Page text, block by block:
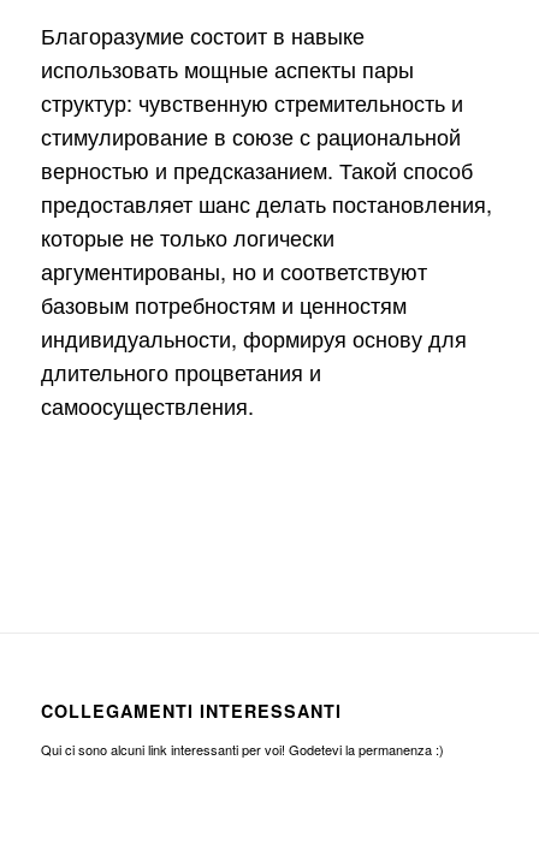
Благоразумие состоит в навыке
использовать мощные аспекты пары
структур: чувственную стремительность и
стимулирование в союзе с рациональной
верностью и предсказанием. Такой способ
предоставляет шанс делать постановления,
которые не только логически
аргументированы, но и соответствуют
базовым потребностям и ценностям
индивидуальности, формируя основу для
длительного процветания и
самоосуществления.
COLLEGAMENTI INTERESSANTI
Qui ci sono alcuni link interessanti per voi! Godetevi la permanenza :)